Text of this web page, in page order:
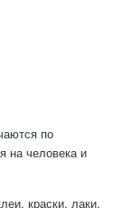
по
на человека и
краски, лаки,